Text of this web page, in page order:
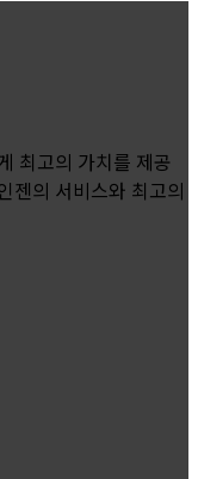
최고의 가치를 제공
젠의 서비스와 최고의